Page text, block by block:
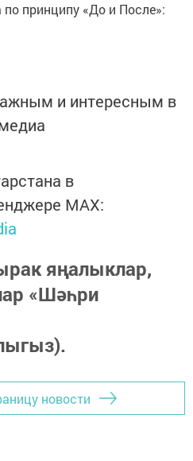
принципу «До и После»:
и интересным в
в
MАХ:
яңалыклар,
«Шәһри
новости